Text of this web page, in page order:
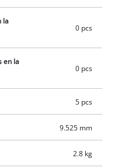
la
0 pcs
en la
0 pcs
5 pcs
9.525 mm
2.8 kg